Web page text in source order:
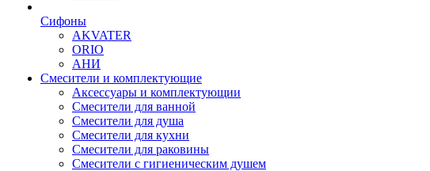
Сифоны
AKVATER
ORIO
АНИ
Смесители и комплектующие
Аксессуары и комплектующии
Смесители для ванной
Смесители для душа
Смесители для кухни
Смесители для раковины
Смесители с гигиеническим душем